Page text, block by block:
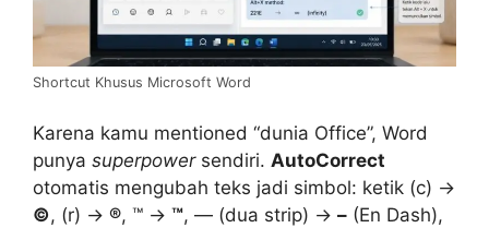
Shortcut Khusus Microsoft Word
Karena kamu mentioned “dunia Office”, Word
punya superpowersendiri. AutoCorrect
otomatis mengubah teks jadi simbol: ketik (c) →
©, (r) → ®, ™ → ™, — (dua strip) → – (En Dash),